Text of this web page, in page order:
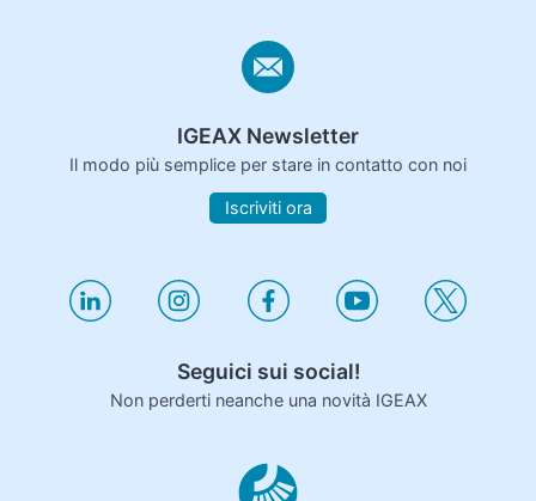
IGEAX Newsletter
Il modo più semplice per stare in contatto con noi
Iscriviti ora
Seguici sui social!
Non perderti neanche una novità IGEAX